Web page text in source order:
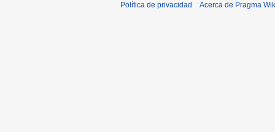
Política de privacidad Acerca de Pragma